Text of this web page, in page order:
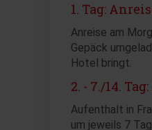
1. Tag:
Anreise am
Gepäck
Hotel bringt.
2. - 7./14.
Aufenthalt in
um jeweils 7